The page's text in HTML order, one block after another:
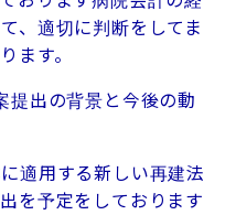
、適切に判断をしてま
ます。
提出の背景と今後の動
適用する新しい再建法
を予定をしております